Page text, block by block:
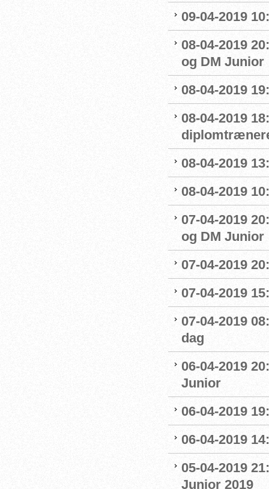
09-04-2019
08-04-2019
og DM Junior
08-04-2019
08-04-2019
08-04-2019
08-04-2019
07-04-2019
og DM Junior
07-04-2019
07-04-2019
07-04-2019
dag
06-04-2019
Junior
06-04-2019
06-04-2019
05-04-2019
Junior 2019